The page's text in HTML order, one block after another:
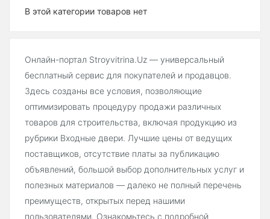
В этой категории товаров нет
Онлайн-портал Stroyvitrina.Uz — универсальный
бесплатный сервис для покупателей и продавцов.
Здесь созданы все условия, позволяющие
оптимизировать процедуру продажи различных
товаров для строительства, включая продукцию из
рубрики Входные двери. Лучшие цены от ведущих
поставщиков, отсутствие платы за публикацию
объявлений, большой выбор дополнительных услуг и
полезных материалов — далеко не полный перечень
преимуществ, открытых перед нашими
пользователями. Ознакомьтесь с подробной